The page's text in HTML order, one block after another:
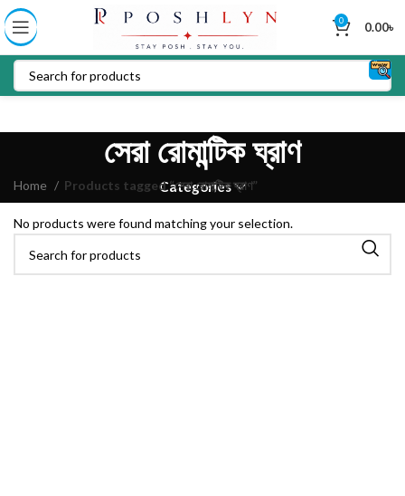
0 0.00৳
সেরা রোমান্টিক ঘ্রাণ
Categories
Home Products tagged “সেরা রোমান্টিক ঘ্রাণ”
No products were found matching your selection.